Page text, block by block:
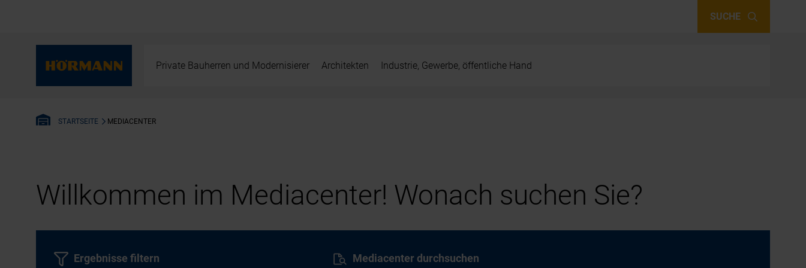
SUCHE
Private Bauherren und Modernisierer Architekten Industrie, Gewerbe, öffentliche Hand
STARTSEITE MEDIACENTER
Willkommen im Mediacenter! Wonach suchen Sie?
Mediacenter durchsuchen
Ergebnisse filtern